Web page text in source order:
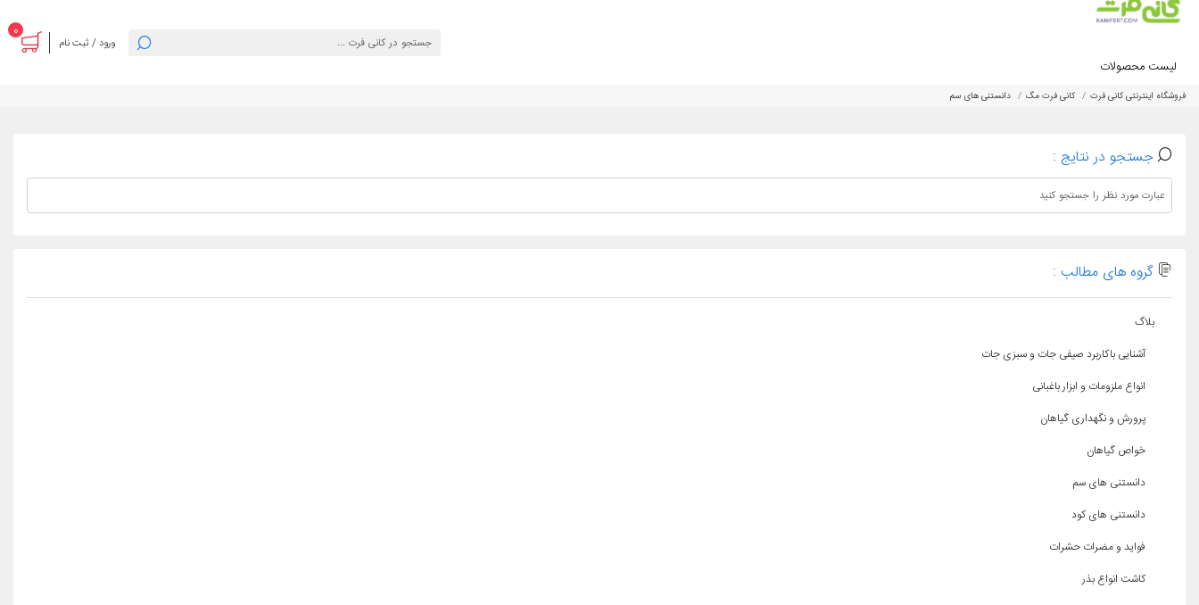
ورود / ثبت نام
0
لیست محصولات
فروشگاه اینترنتی کانی فرت کانی فرت مگ دانستنی های سم
جستجو در نتایج :
گروه های مطالب :
بلاگ
آشنایی باکاربرد صیفی جات و سبزی جات
انواع ملزومات و ابزار باغبانی
پرورش و نگهداری گیاهان
خواص گیاهان
دانستنی های سم
دانستنی های کود
فواید و مضرات حشرات
کاشت انواع بذر